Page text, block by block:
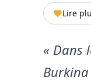
Lire
« Dans